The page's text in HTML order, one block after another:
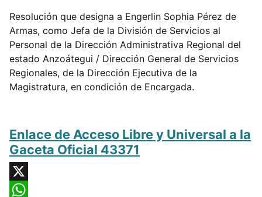
Resolución que designa a Engerlin Sophia Pérez de
Armas, como Jefa de la División de Servicios al
Personal de la Dirección Administrativa Regional del
estado Anzoátegui / Dirección General de Servicios
Regionales, de la Dirección Ejecutiva de la
Magistratura, en condición de Encargada.
Enlace de Acceso Libre y Universal a la
Gaceta Oficial 43371
X